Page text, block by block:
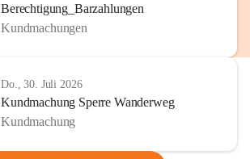
Berechtigung_Barzahlungen
Kundmachungen
Do., 30. Juli 2026
Kundmachung Sperre Wanderweg
Kundmachung